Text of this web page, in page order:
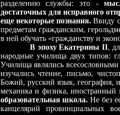
разделению службы: это -
достаточных для исправного
еще некоторые познания. Ввиду
предметам гражданским,
в ней обучать «гражданству и
В эпоху Екатерины II,
народные училища двух типов:
Училища являлись
изучались чтение, письмо,
Божий, русский язык, география,
механика и физика, иностранный
образовательная школа. Не без
канцелярий провинциальных